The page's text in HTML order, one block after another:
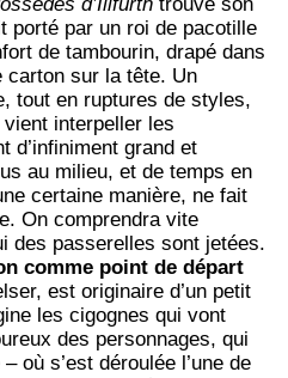
porté par un roi de pacotille
de tambourin, drapé dans
carton sur la tête. Un
tout en ruptures de styles,
interpeller les
d’infiniment grand et
au milieu, et de temps en
certaine manière, ne fait
On comprendra vite
des passerelles sont jetées.
comme point de départ
est originaire d’un petit
les cigognes qui vont
des personnages, qui
où s’est déroulée l’une de